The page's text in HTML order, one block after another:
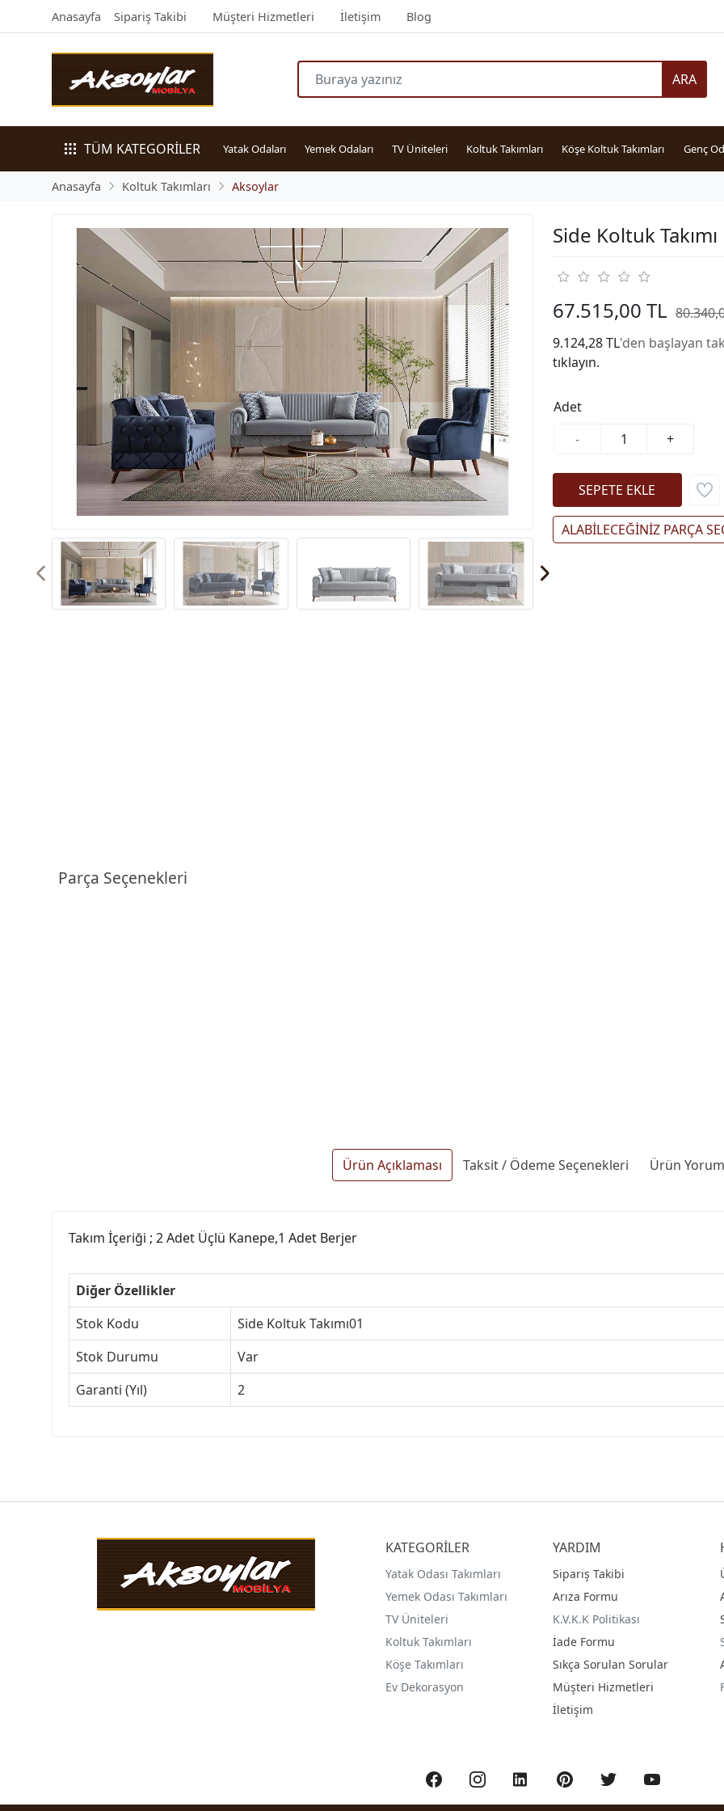
Anasayfa Sipariş Takibi Müşteri Hizmetleri İletişim Blog
ARA
TÜM KATEGORİLER Yatak Odaları Yemek Odaları TV Üniteleri Koltuk Takımları Köşe Koltuk Takımları Genç
Anasayfa Koltuk Takımları Aksoylar
Side Koltuk Takımı
67.515,00 TL
9.124,28 TL'den başlayan
tıklayın.
Adet
-
+
ALABİLECEĞİNİZ PARÇA
Parça Seçenekleri
Ürün Açıklaması Taksit / Ödeme Seçenekleri Ürün
Takım İçeriği ; 2 Adet Üçlü Kanepe,1 Adet Berjer
Diğer Özellikler
Stok Kodu
Side Koltuk Takımı01
Stok Durumu
Var
Garanti (Yıl)
2
KATEGORİLER
Yatak Odası Takımları
Yemek Odası Takımları
TV Üniteleri
Koltuk Takımları
Köşe Takımları
Ev Dekorasyon
YARDIM
Sipariş Takibi
Arıza Formu
K.V.K.K Politikası
İade Formu
Sıkça Sorulan Sorular
Müşteri Hizmetleri
İletişim